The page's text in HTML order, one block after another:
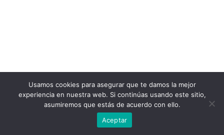
Usamos cookies para asegurar que te damos la mejor
experiencia en nuestra web. Si continúas usando este sitio,
asumiremos que estás de acuerdo con ello.
Aceptar